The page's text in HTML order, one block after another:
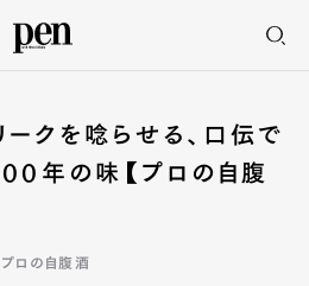
クを唸らせる、口伝で
年の味【プロの自腹
プロの自腹酒